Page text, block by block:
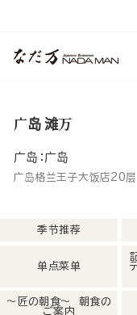
广岛 滩万
广岛：广岛
广岛格兰王子大饭店20层
季节推荐
单点菜单
～匠の朝食～ 朝食の
ご案内